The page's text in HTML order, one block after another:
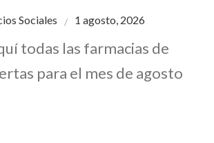
Sociales 1 agosto, 2026
todas las farmacias de
para el mes de agosto